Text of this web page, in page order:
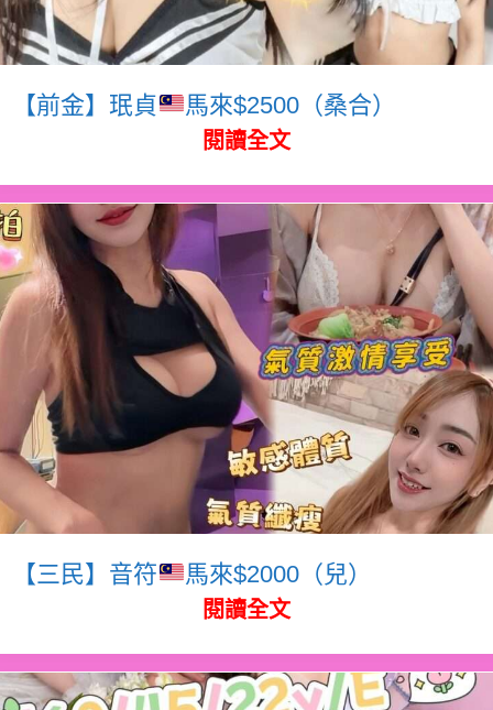
【前金】珉貞 馬來$2500（桑合）
閱讀全文
【三民】音符 馬來$2000（兒）
閱讀全文